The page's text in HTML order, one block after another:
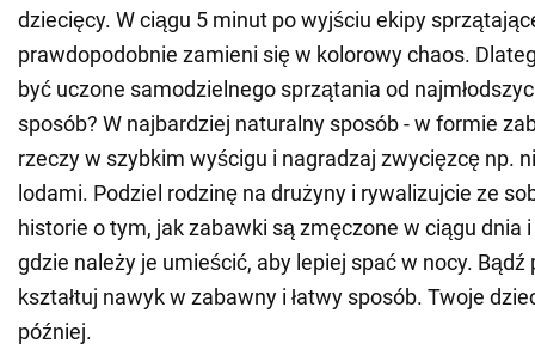
dziecięcy. W ciągu 5 minut po wyjściu ekipy
prawdopodobnie zamieni się w kolorowy chaos.
być uczone samodzielnego sprzątania od
sposób? W najbardziej naturalny sposób - w formie
rzeczy w szybkim wyścigu i nagradzaj zwycięzcę np.
lodami. Podziel rodzinę na drużyny i rywalizujcie ze
historie o tym, jak zabawki są zmęczone w ciągu dnia
gdzie należy je umieścić, aby lepiej spać w nocy. Bądź
kształtuj nawyk w zabawny i łatwy sposób. Twoje
później.